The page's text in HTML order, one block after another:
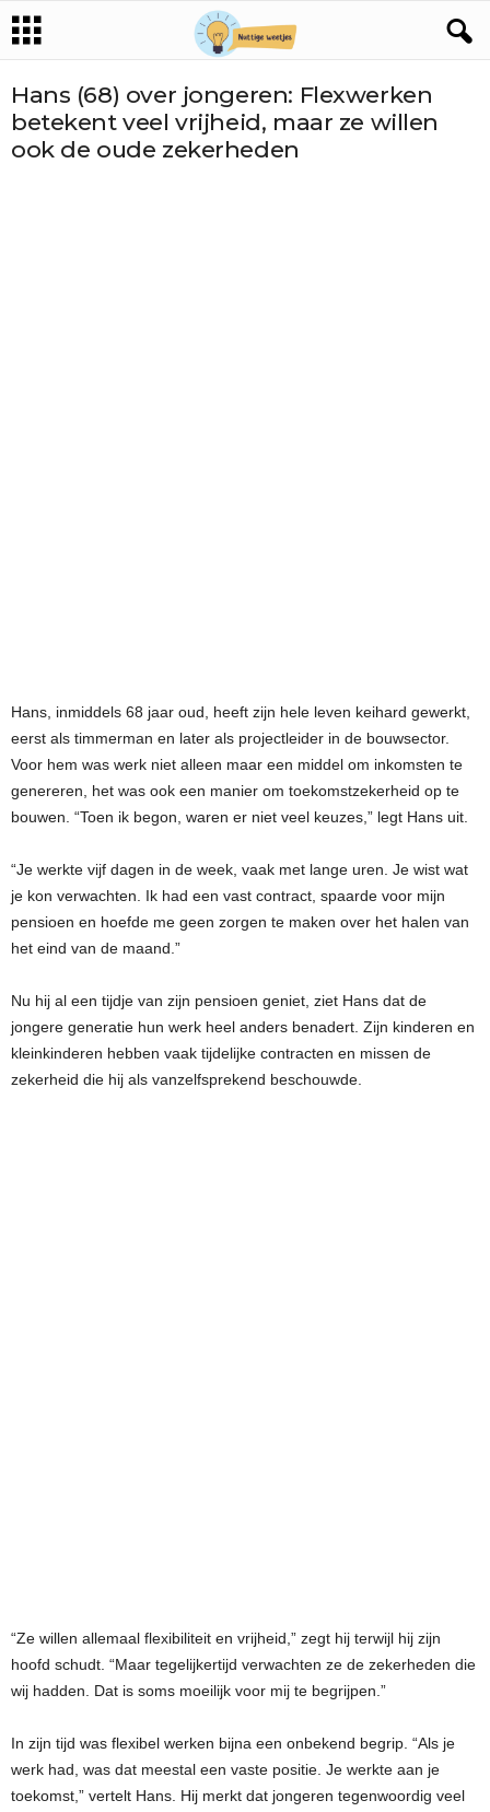
Hans (68) over jongeren: Flexwerken
betekent veel vrijheid, maar ze willen
ook de oude zekerheden
Hans, inmiddels 68 jaar oud, heeft zijn hele leven keihard gewerkt,
eerst als timmerman en later als projectleider in de bouwsector.
Voor hem was werk niet alleen maar een middel om inkomsten te
genereren, het was ook een manier om toekomstzekerheid op te
bouwen. “Toen ik begon, waren er niet veel keuzes,” legt Hans uit.
“Je werkte vijf dagen in de week, vaak met lange uren. Je wist wat
je kon verwachten. Ik had een vast contract, spaarde voor mijn
pensioen en hoefde me geen zorgen te maken over het halen van
het eind van de maand.”
Nu hij al een tijdje van zijn pensioen geniet, ziet Hans dat de
jongere generatie hun werk heel anders benadert. Zijn kinderen en
kleinkinderen hebben vaak tijdelijke contracten en missen de
zekerheid die hij als vanzelfsprekend beschouwde.
“Ze willen allemaal flexibiliteit en vrijheid,” zegt hij terwijl hij zijn
hoofd schudt. “Maar tegelijkertijd verwachten ze de zekerheden die
wij hadden. Dat is soms moeilijk voor mij te begrijpen.”
In zijn tijd was flexibel werken bijna een onbekend begrip. “Als je
werk had, was dat meestal een vaste positie. Je werkte aan je
toekomst,” vertelt Hans. Hij merkt dat jongeren tegenwoordig veel